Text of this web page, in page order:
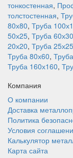
тонкостенная,
толстостенная,
80х80, Труба
50х25, Труба 60х30
20х20, Труба 25х25
Труба 80х60,
Труба 160х160,
Компания
О компании
Доставка
Политика
Условия
Калькулятор
Карта сайта